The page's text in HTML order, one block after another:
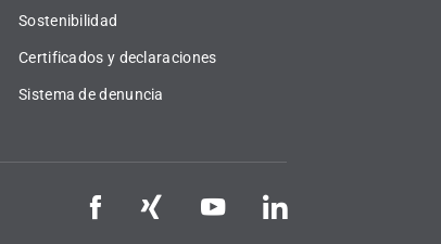
Sostenibilidad
Certificados y declaraciones
Sistema de denuncia